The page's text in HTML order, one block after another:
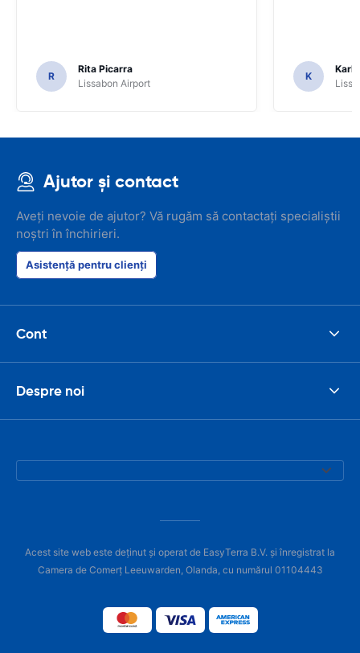
R
Rita Picarra
Lissabon Airport
K
Karl
Ajutor și contact
Aveți nevoie de ajutor? Vă rugăm să contactați specialiștii
noștri în închirieri.
Asistență pentru clienți
Cont
Despre noi
Acest site web este deținut și operat de EasyTerra B.V. și înregistrat la
Camera de Comerț Leeuwarden, Olanda, cu numărul 01104443